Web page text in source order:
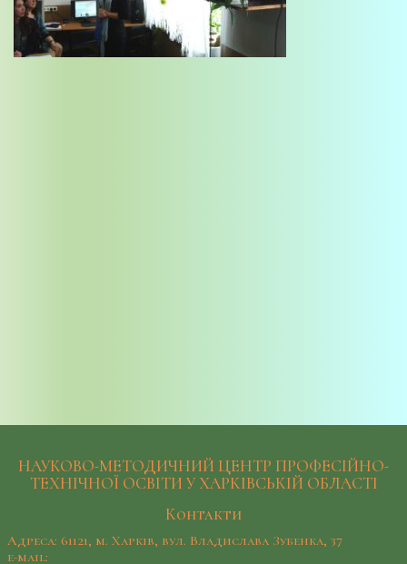
НАУКОВО-МЕТОДИЧНИЙ ЦЕНТР ПРОФЕСІЙНО-
ТЕХНІЧНОЇ ОСВІТИ У ХАРКІВСЬКІЙ ОБЛАСТІ
Контакти
Адреса: 61121, м. Харків, вул. Владислава Зубенка, 37
e-mail: